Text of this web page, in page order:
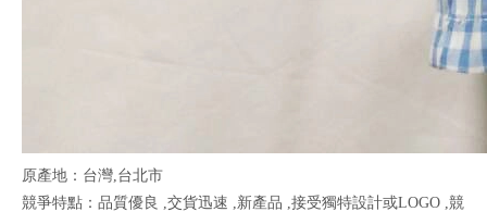
原產地：台灣,台北市
競爭特點：品質優良 ,交貨迅速 ,新產品 ,接受獨特設計或LOGO ,競